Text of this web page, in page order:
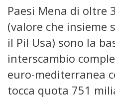
Paesi Mena di oltre
(valore che insieme
il Pil Usa) sono la
interscambio
euro-mediterranea
tocca quota 751